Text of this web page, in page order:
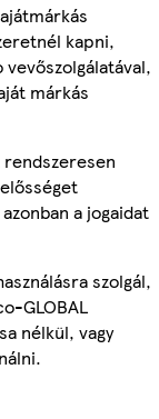
kapni,
márkás
a jogaidat
szolgál,
GLOBAL
nélkül, vagy